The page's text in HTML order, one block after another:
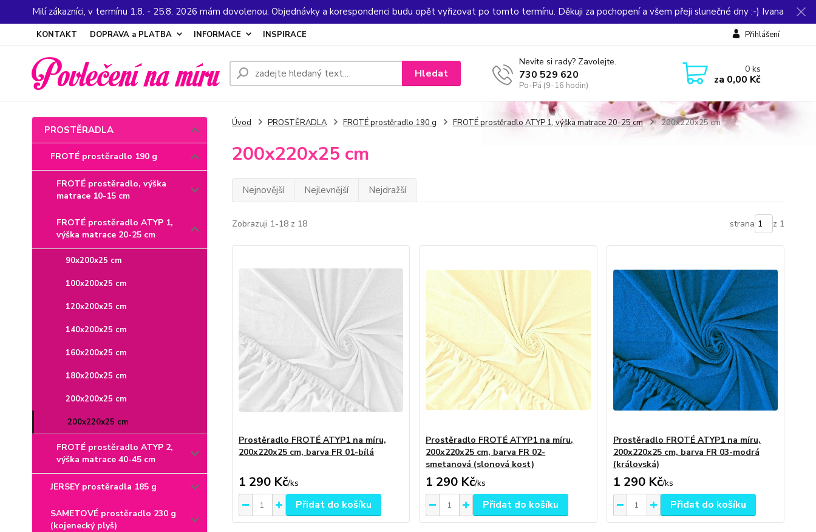
Milí zákazníci, v termínu 1.8. - 25.8. 2026 mám dovolenou. Objednávky a korespondenci budu opět vyřizovat po tomto termínu. Děkuji za pochopení a všem přeji slunečné dny :-) Ivana
KONTAKT DOPRAVA a PLATBA INFORMACE INSPIRACE Přihlášení
Hledat
Nevíte si rady? Zavolejte.
730 529 620
Po-Pá (9-16 hodin)
0ks
za 0,00 Kč
PROSTĚRADLA
FROTÉ prostěradlo 190 g
FROTÉ prostěradlo, výška
matrace 10-15 cm
FROTÉ prostěradlo ATYP 1,
výška matrace 20-25 cm
90x200x25 cm
100x200x25 cm
120x200x25 cm
140x200x25 cm
160x200x25 cm
180x200x25 cm
200x200x25 cm
200x220x25 cm
FROTÉ prostěradlo ATYP 2,
výška matrace 40-45 cm
JERSEY prostěradla 185 g
SAMETOVÉ prostěradlo 230 g
(kojenecký plyš)
Úvod PROSTĚRADLA FROTÉ prostěradlo 190 g FROTÉ prostěradlo ATYP 1, výška matrace 20-25 cm 200x220x25 cm
200x220x25 cm
Nejnovější Nejlevnější Nejdražší
Zobrazuji 1-18 z 18 strana z 1
Prostěradlo FROTÉ ATYP1 na míru,
200x220x25 cm, barva FR 01-bílá
1 290 Kč/ks
Přidat do košíku
Prostěradlo FROTÉ ATYP1 na míru,
200x220x25 cm, barva FR 02-
smetanová (slonová kost)
1 290 Kč/ks
Přidat do košíku
Prostěradlo FROTÉ ATYP1 na míru,
200x220x25 cm, barva FR 03-modrá
(královská)
1 290 Kč/ks
Přidat do košíku